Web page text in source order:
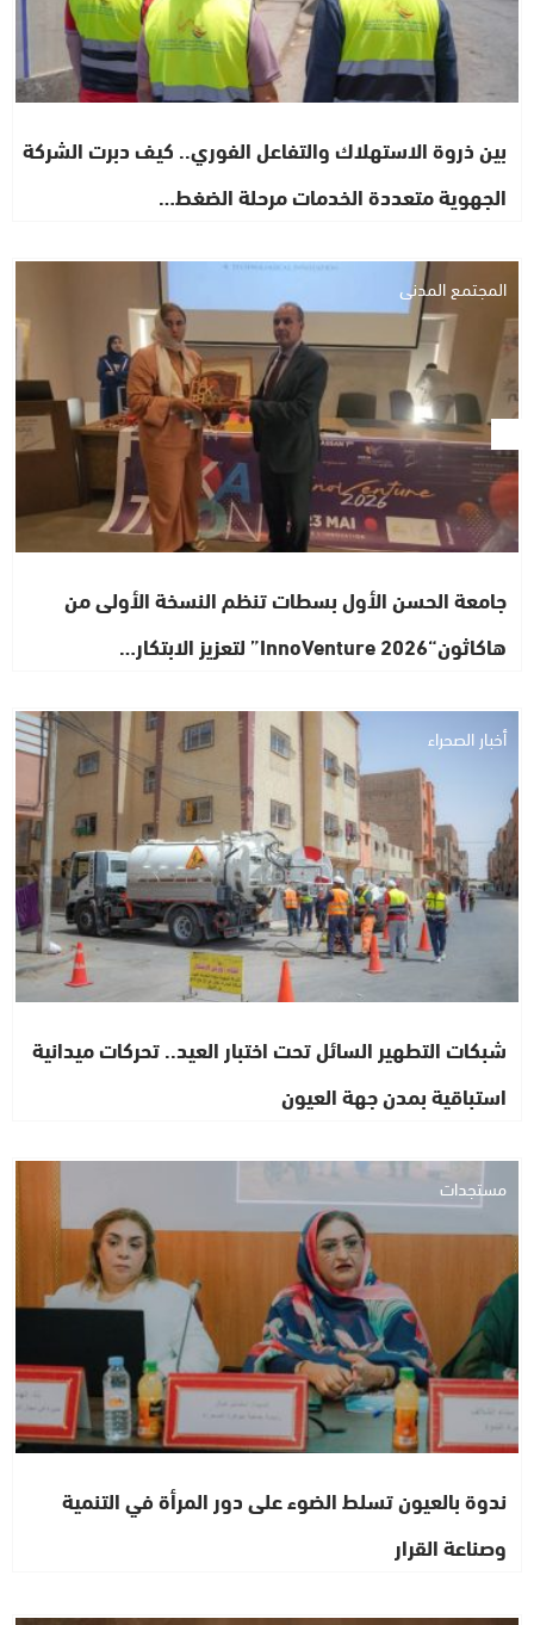
بين ذروة الاستهلاك والتفاعل الفوري.. كيف دبرت الشركة
الجهوية متعددة الخدمات مرحلة الضغط…
المجتمع المدني
جامعة الحسن الأول بسطات تنظم النسخة الأولى من
هاكاثون“InnoVenture 2026” لتعزيز الابتكار…
أخبار الصحراء
شبكات التطهير السائل تحت اختبار العيد.. تحركات ميدانية
استباقية بمدن جهة العيون
مستجدات
ندوة بالعيون تسلط الضوء على دور المرأة في التنمية
وصناعة القرار